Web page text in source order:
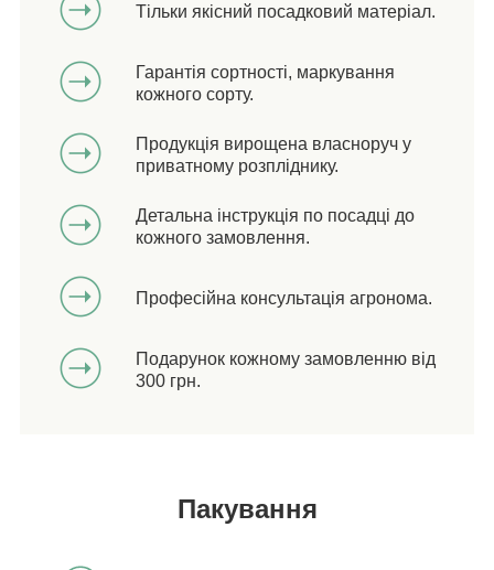
Тільки якісний посадковий матеріал.
Гарантія сортності, маркування
кожного сорту.
Продукція вирощена власноруч у
приватному розпліднику.
Детальна інструкція по посадці до
кожного замовлення.
Професійна консультація агронома.
Подарунок кожному замовленню від
300 грн.
Пакування